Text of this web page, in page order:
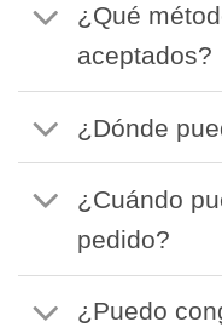
¿Qué
aceptados?
¿Dónde
¿Cuándo
pedido?
¿Puedo